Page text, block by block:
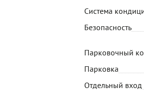
Система
Безопасность
Парковочный
Парковка
Отдельный вход